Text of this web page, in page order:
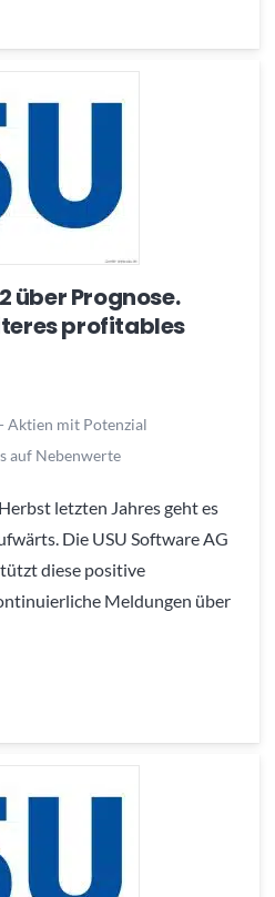
über Prognose.
profitables
Aktien mit Potenzial
auf Nebenwerte
letzten Jahres geht es
Die USU Software AG
diese positive
Meldungen über